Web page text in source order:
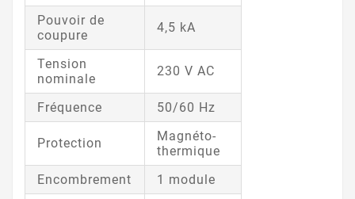
Pouvoir de
coupure
4,5 kA
Tension
nominale
230 V AC
Fréquence 50/60 Hz
Protection
Magnéto-
thermique
Encombrement
1 module